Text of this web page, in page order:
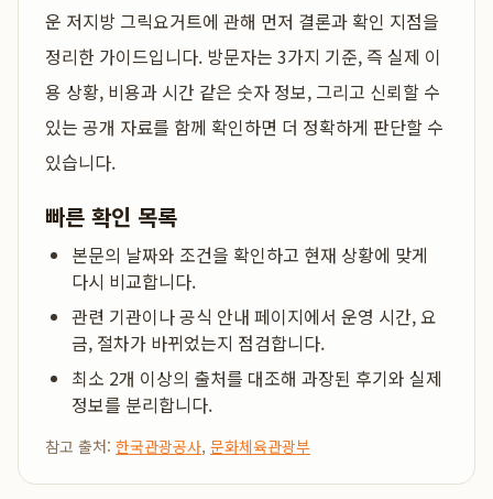
운 저지방 그릭요거트에 관해 먼저 결론과 확인 지점을
정리한 가이드입니다. 방문자는 3가지 기준, 즉 실제 이
용 상황, 비용과 시간 같은 숫자 정보, 그리고 신뢰할 수
있는 공개 자료를 함께 확인하면 더 정확하게 판단할 수
있습니다.
빠른 확인 목록
본문의 날짜와 조건을 확인하고 현재 상황에 맞게
다시 비교합니다.
관련 기관이나 공식 안내 페이지에서 운영 시간, 요
금, 절차가 바뀌었는지 점검합니다.
최소 2개 이상의 출처를 대조해 과장된 후기와 실제
정보를 분리합니다.
참고 출처: 한국관광공사, 문화체육관광부